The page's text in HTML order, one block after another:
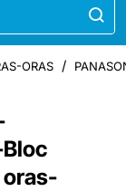
ORAS